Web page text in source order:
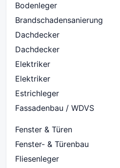
Bodenleger
Brandschadensanierung
Dachdecker
Dachdecker
Elektriker
Elektriker
Estrichleger
Fassadenbau / WDVS
Fenster & Türen
Fenster- & Türenbau
Fliesenleger